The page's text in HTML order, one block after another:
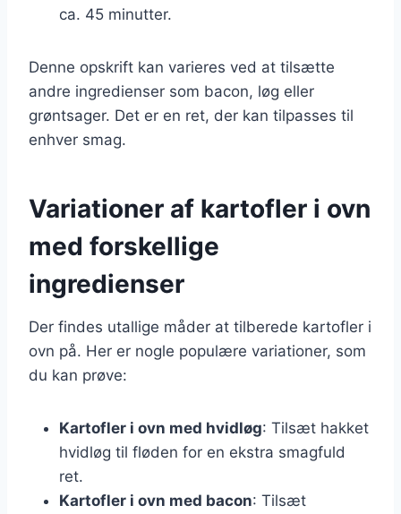
ca. 45 minutter.
Denne opskrift kan varieres ved at tilsætte
andre ingredienser som bacon, løg eller
grøntsager. Det er en ret, der kan tilpasses til
enhver smag.
Variationer af kartofler i ovn
med forskellige
ingredienser
Der findes utallige måder at tilberede kartofler i
ovn på. Her er nogle populære variationer, som
du kan prøve:
Kartofler i ovn med hvidløg: Tilsæt hakket
hvidløg til fløden for en ekstra smagfuld
ret.
Kartofler i ovn med bacon: Tilsæt